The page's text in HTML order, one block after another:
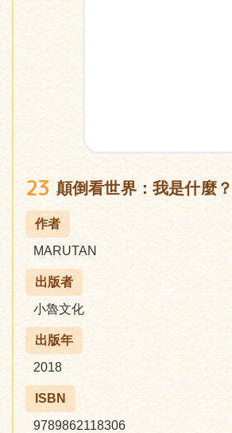
23 顛倒看世界：我是什麼？
作者
MARUTAN
出版者
小魯文化
出版年
2018
ISBN
9789862118306